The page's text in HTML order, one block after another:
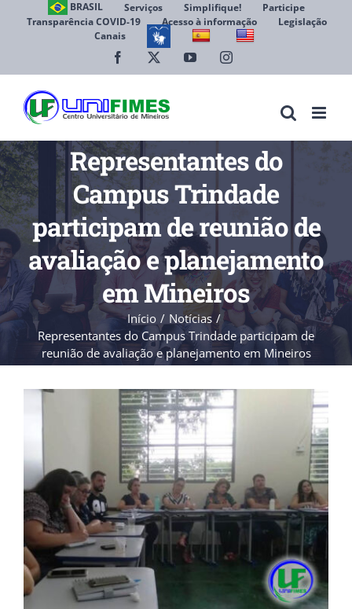
BRASIL Serviços Simplifique!
Participe
Transparência COVID-19
Acesso à informação
Legislação
Canais
Facebook YouTubeInstagram
Representantes do
Campus Trindade
participam de reunião de
avaliação e planejamento
em Mineiros
Início
Notícias
Representantes do Campus Trindade participam de
reunião de avaliação e planejamento em Mineiros
View
Larger